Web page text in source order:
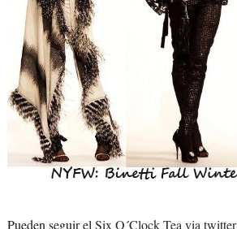
Pueden seguir el Six O´Clock Tea via twitter